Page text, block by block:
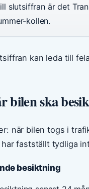
slutsiffran är det
kollen.
kan leda till
ska
när bilen togs i
fastställt tydliga
besiktning